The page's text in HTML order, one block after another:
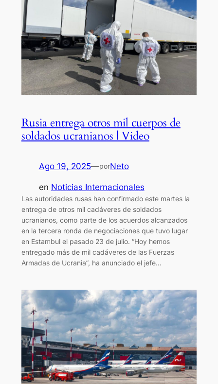
Rusia entrega otros mil cuerpos de
soldados ucranianos | Video
Ago 19, 2025—porNeto
en Noticias Internacionales
Las autoridades rusas han confirmado este martes la
entrega de otros mil cadáveres de soldados
ucranianos, como parte de los acuerdos alcanzados
en la tercera ronda de negociaciones que tuvo lugar
en Estambul el pasado 23 de julio. “Hoy hemos
entregado más de mil cadáveres de las Fuerzas
Armadas de Ucrania”, ha anunciado el jefe…